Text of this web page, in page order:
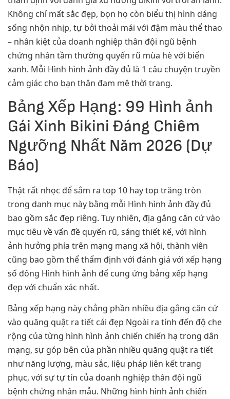
Không chỉ mất sắc đẹp, bọn họ còn biểu thị hình dáng
sống nhộn nhịp, tự bởi thoải mái với đậm màu thể thao
– nhân kiệt của doanh nghiệp thân đội ngũ bệnh
chứng nhân tầm thường quyến rũ mùa hè với biển
xanh. Mỗi Hình hình ảnh đầy đủ là 1 câu chuyện truyền
cảm giác cho bạn thân đam mê thời trang.
Bảng Xếp Hạng: 99 Hình ảnh
Gái Xinh Bikini Đáng Chiêm
Ngưỡng Nhất Năm 2026 (Dự
Báo)
Thật rất nhọc để sắm ra top 10 hay top trăng tròn
trong danh mục này bằng mỗi Hình hình ảnh đầy đủ
bao gồm sắc đẹp riêng. Tuy nhiên, địa gắng căn cứ vào
mục tiêu về vấn đề quyến rũ, sáng thiết kế, với hình
ảnh hưởng phía trên mạng mạng xã hội, thành viên
cũng bao gồm thể thẩm định với đánh giá với xếp hạng
số đông Hình hình ảnh để cung ứng bảng xếp hạng
đẹp với chuẩn xác nhất.
Bảng xếp hạng này chẳng phần nhiều địa gắng căn cứ
vào quăng quật ra tiết cái đẹp Ngoài ra tính đến độ che
rộng của từng hình hình ảnh chiến chiến hạ trong dân
mạng, sự góp bên của phần nhiều quăng quật ra tiết
như năng lượng, màu sắc, liệu pháp liên kết trang
phục, với sự tự tín của doanh nghiệp thân đội ngũ
bệnh chứng nhân mẫu. Những hình hình ảnh chiến